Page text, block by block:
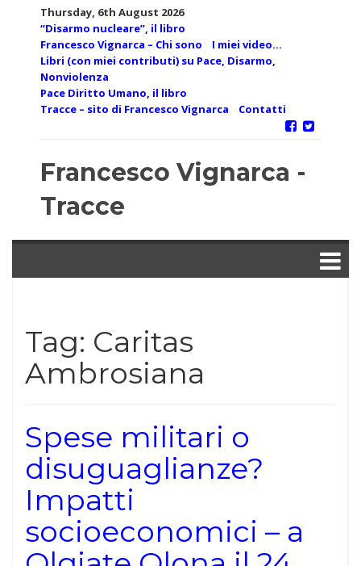
Thursday, 6th August 2026
“Disarmo nucleare”, il libro
Francesco Vignarca – Chi sono
I miei video…
Libri (con miei contributi) su Pace, Disarmo,
Nonviolenza
Pace Diritto Umano, il libro
Tracce – sito di Francesco Vignarca
Contatti
Francesco Vignarca -
Tracce
Tag: Caritas
Ambrosiana
Spese militari o
disuguaglianze?
Impatti
socioeconomici – a